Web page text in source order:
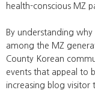
health-conscious MZ
By understanding
among the MZ
County Korean
events that appeal to
increasing blog visitor